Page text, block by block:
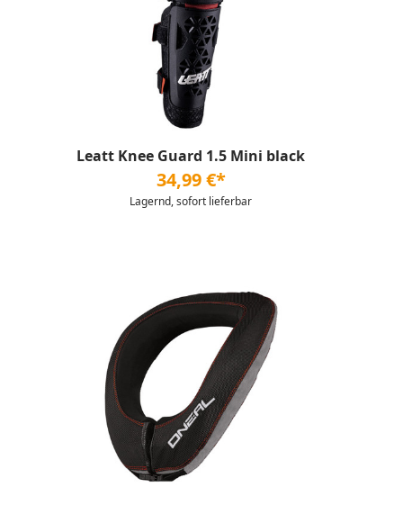
Leatt Knee Guard 1.5 Mini black
34,99 €*
Lagernd, sofort lieferbar